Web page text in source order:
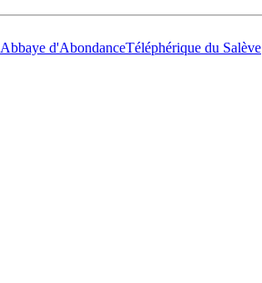
Abbaye d'AbondanceTéléphérique du Salève